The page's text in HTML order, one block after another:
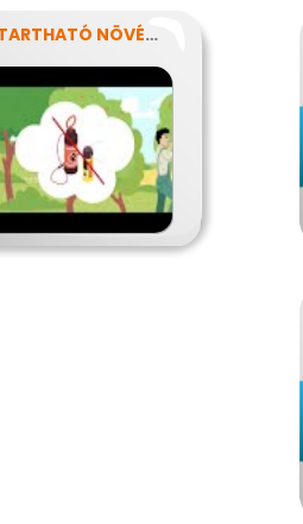
FENNTARTHATÓ NÖVÉNYVÉDELEM